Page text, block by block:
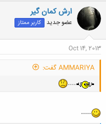
ارش کمان گیر
عضو جدید کاربر ممتاز
Oct 14, 2013
AMMARIYA گفت:
....
.....